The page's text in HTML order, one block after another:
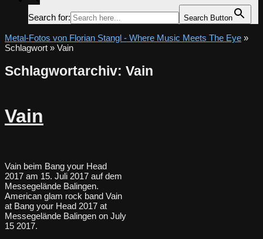
Search for: Search Button
Metal-Fotos von Florian Stangl - Where Music Meets The Eye »
Schlagwort » Vain
Schlagwortarchiv: Vain
Vain
Vain beim Bang your Head
2017 am 15. Juli 2017 auf dem
Messegelände Balingen.
American glam rock band Vain
at Bang your Head 2017 at
Messegelände Balingen on July
15 2017.